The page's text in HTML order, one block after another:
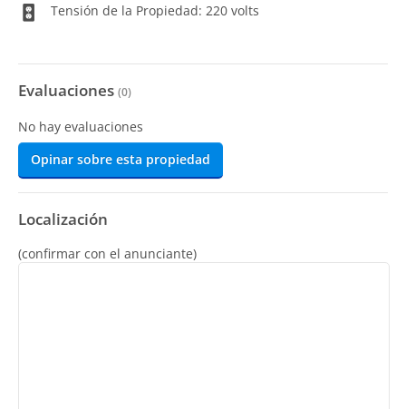
Tensión de la Propiedad: 220 volts
Evaluaciones (0)
No hay evaluaciones
Opinar sobre esta propiedad
Localización
(confirmar con el anunciante)